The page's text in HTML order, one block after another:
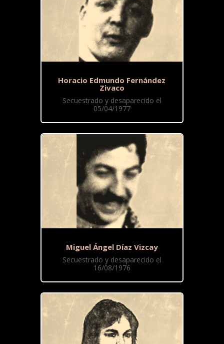
Horacio Edmundo Fernández
Zivaco
Secuestrado y desaparecido el
05/04/1977
Miguel Ángel Díaz Vizcay
Secuestrado y desaparecido el
16/08/1976